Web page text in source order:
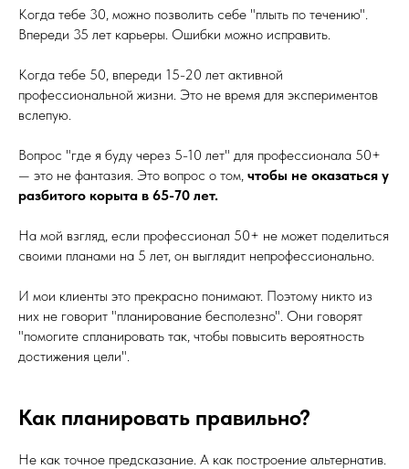
Когда тебе 30, можно позволить себе "плыть по течению".
Впереди 35 лет карьеры. Ошибки можно исправить.
Когда тебе 50, впереди 15-20 лет активной
профессиональной жизни. Это не время для экспериментов
вслепую.
Вопрос "где я буду через 5-10 лет" для профессионала 50+
— это не фантазия. Это вопрос о том, чтобы не оказаться у
разбитого корыта в 65-70 лет.
На мой взгляд, если профессионал 50+ не может поделиться
своими планами на 5 лет, он выглядит непрофессионально.
И мои клиенты это прекрасно понимают. Поэтому никто из
них не говорит "планирование бесполезно". Они говорят
"помогите спланировать так, чтобы повысить вероятность
достижения цели".
Как планировать правильно?
Не как точное предсказание. А как построение альтернатив.